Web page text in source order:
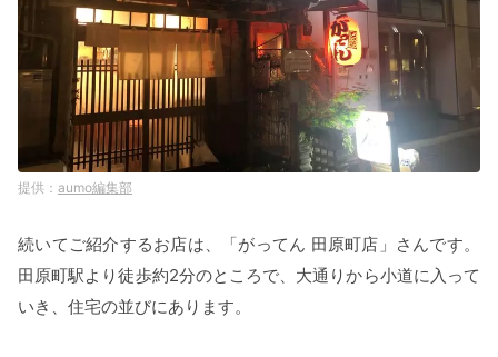
aumo編集部
続いてご紹介するお店は、「がってん 田原町店」さんです。
田原町駅より徒歩約2分のところで、大通りから小道に入って
いき、住宅の並びにあります。